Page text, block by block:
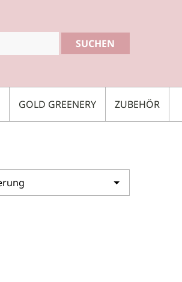
SUCHEN
GOLD GREENERY ZUBEHÖR